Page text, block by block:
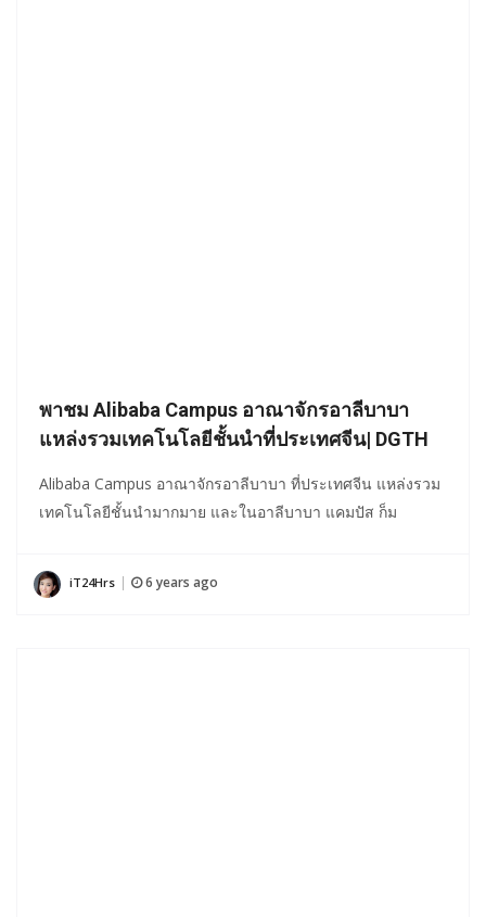
พาชม Alibaba Campus อาณาจักรอาลีบาบา
แหล่งรวมเทคโนโลยีชั้นนำที่ประเทศจีน| DGTH
Alibaba Campus อาณาจักรอาลีบาบา ที่ประเทศจีน แหล่งรวม
เทคโนโลยีชั้นนำมากมาย และในอาลีบาบา แคมปัส ก็ม
iT24Hrs 6 years ago